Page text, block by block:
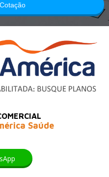
Saúde